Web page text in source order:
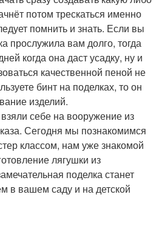
потом трескаться именно
помнить и знать. Если вы
прослужила вам долго, тогда
когда она даст усадку, ну и
качественной пеной не
бинт на поделках, то он
изделий.
себе на вооружение из
Сегодня мы познакомимся
классом, нам уже знакомой
лягушки из
поделка станет
в вашем саду и на детской